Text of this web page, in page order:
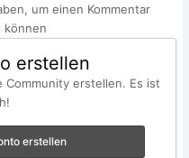
um einen Kommentar
können
erstellen
erstellen. Es ist
erstellen